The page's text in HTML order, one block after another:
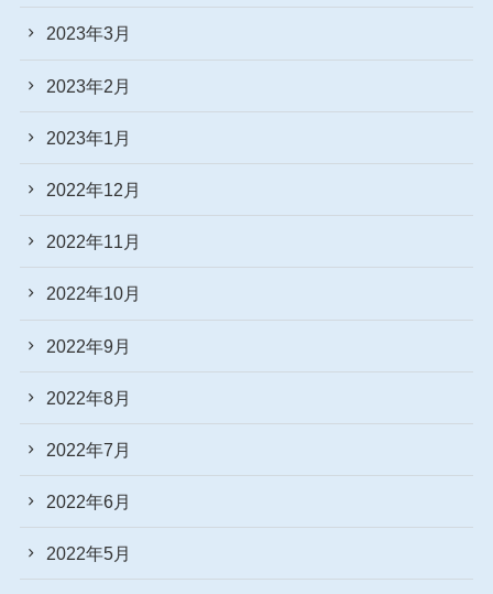
2023年3月
2023年2月
2023年1月
2022年12月
2022年11月
2022年10月
2022年9月
2022年8月
2022年7月
2022年6月
2022年5月